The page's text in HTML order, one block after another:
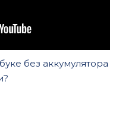
без аккумулятора